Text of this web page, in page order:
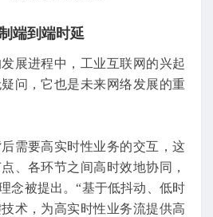
端到端时延
展进程中，工业互联网的兴起
问，它也是未来网络发展的重
需要高实时性业务的交互，这
、各环节之间高时效地协同，
念被提出。“基于低抖动、低时
术，为高实时性业务流提供高